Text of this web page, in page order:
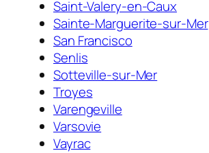
Saint-Valery-en-Caux
Sainte-Marguerite-sur-Mer
San Francisco
Senlis
Sotteville-sur-Mer
Troyes
Varengeville
Varsovie
Vayrac